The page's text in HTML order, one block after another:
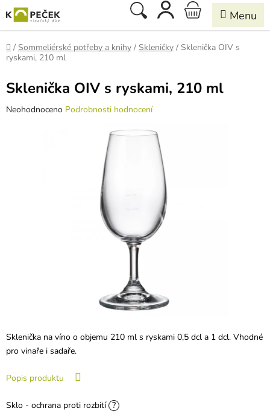
na
obsah
Hledat
NÁKUPNÍ
KOŠÍK
Domů
/ Sommeliérské potřeby a knihy / Skleničky / Sklenička OIV s
ryskami, 210 ml
Sklenička na víno o objemu 210 ml s ryskami 0,5 dcl a 1 dcl. Vhodné
pro vinaře i sadaře.
Popis produktu
Sklo - ochrana proti rozbití ?
Sklenička OIV s ryskami, 210 ml
Průměrné
Neohodnoceno Podrobnosti hodnocení